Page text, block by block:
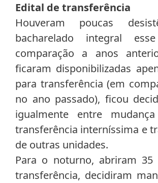
Edital de transferência
Houveram poucas
bacharelado integral
comparação a anos
ficaram disponibilizadas
para transferência (em
no ano passado), ficou
igualmente entre
transferência interníssima e
de outras unidades.
Para o noturno, abriram 35
transferência, decidiram